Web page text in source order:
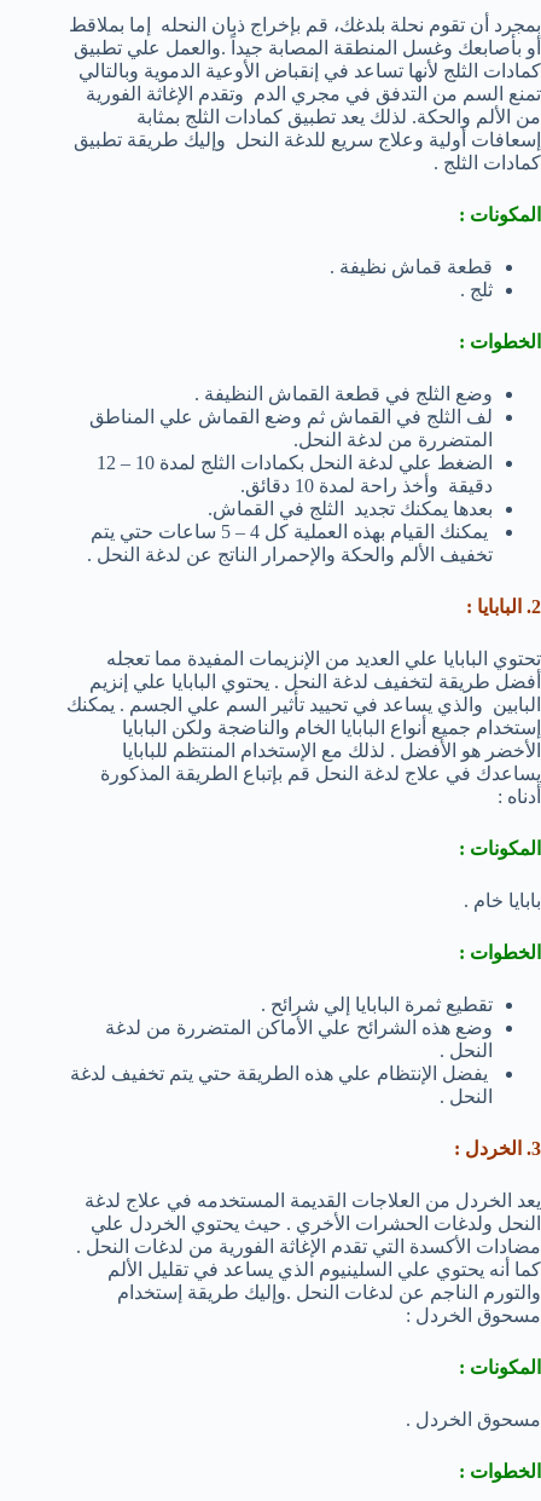
بمجرد أن تقوم نحلة بلدغك، قم بإخراج ذبان النحله إما بملاقط
أو بأصابعك وغسل المنطقة المصابة جيداً .والعمل علي تطبيق
كمادات الثلج لأنها تساعد في إنقباض الأوعية الدموية وبالتالي
تمنع السم من التدفق في مجري الدم وتقدم الإغاثة الفورية
من الألم والحكة. لذلك يعد تطبيق كمادات الثلج بمثابة
إسعافات أولية وعلاج سريع للدغة النحل وإليك طريقة تطبيق
كمادات الثلج .
المكونات :
قطعة قماش نظيفة .
ثلج .
الخطوات :
وضع الثلج في قطعة القماش النظيفة .
لف الثلج في القماش ثم وضع القماش علي المناطق
المتضررة من لدغة النحل.
الضغط علي لدغة النحل بكمادات الثلج لمدة 10 – 12
دقيقة وأخذ راحة لمدة 10 دقائق.
بعدها يمكنك تجديد الثلج في القماش.
يمكنك القيام بهذه العملية كل 4 – 5 ساعات حتي يتم
تخفيف الألم والحكة والإحمرار الناتج عن لدغة النحل .
2. البابايا :
تحتوي البابايا علي العديد من الإنزيمات المفيدة مما تعجله
أفضل طريقة لتخفيف لدغة النحل . يحتوي البابايا علي إنزيم
البابين والذي يساعد في تحييد تأثير السم علي الجسم . يمكنك
إستخدام جميع أنواع البابايا الخام والناضجة ولكن البابايا
الأخضر هو الأفضل . لذلك مع الإستخدام المنتظم للبابايا
يساعدك في علاج لدغة النحل قم بإتباع الطريقة المذكورة
أدناه :
المكونات :
بابايا خام .
الخطوات :
تقطيع ثمرة البابايا إلي شرائح .
وضع هذه الشرائح علي الأماكن المتضررة من لدغة
النحل .
يفضل الإنتظام علي هذه الطريقة حتي يتم تخفيف لدغة
النحل .
3. الخردل :
يعد الخردل من العلاجات القديمة المستخدمه في علاج لدغة
النحل ولدغات الحشرات الأخري . حيث يحتوي الخردل علي
مضادات الأكسدة التي تقدم الإغاثة الفورية من لدغات النحل .
كما أنه يحتوي علي السلينيوم الذي يساعد في تقليل الألم
والتورم الناجم عن لدغات النحل .وإليك طريقة إستخدام
مسحوق الخردل :
المكونات :
مسحوق الخردل .
الخطوات :